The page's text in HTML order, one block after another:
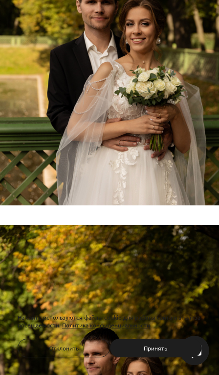
На сайте используются файлы cookie для работы сайта и анализа
посещаемости.Политика конфиденциальности
Отклонить Принять